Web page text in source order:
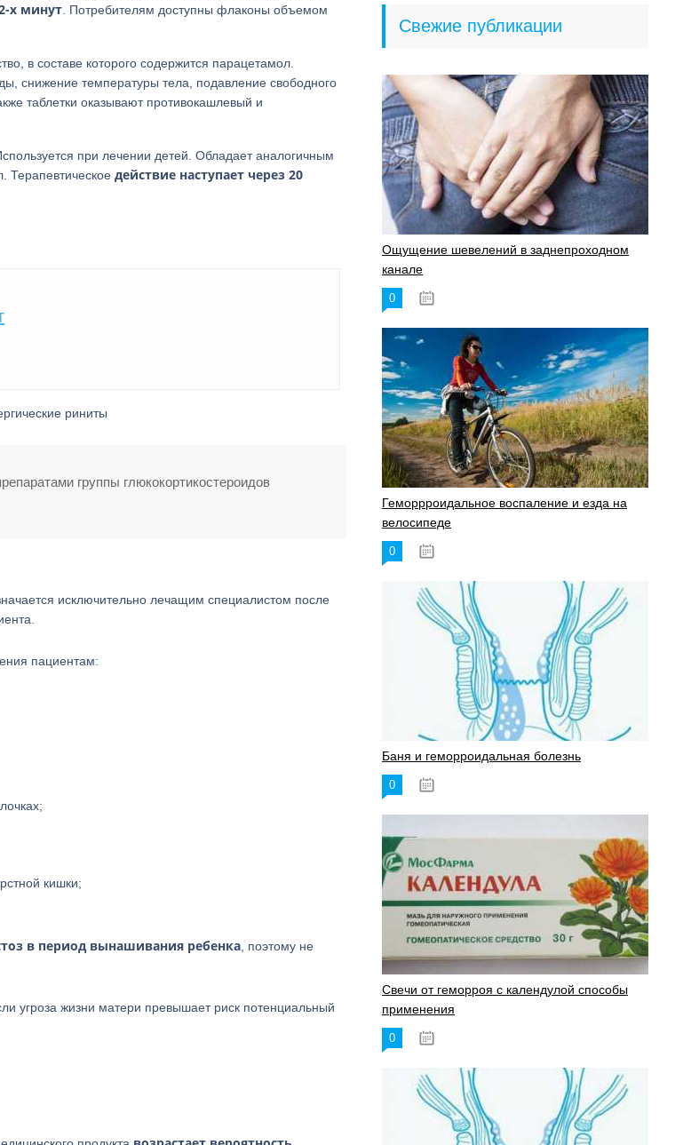
х минут . Потребителям доступны флаконы объемом
в составе которого содержится парацетамол.
снижение температуры тела, подавление свободного
таблетки оказывают противокашлевый и
при лечении детей. Обладает аналогичным
Терапевтическое действие наступает через 20
риниты
группы глюкокортикостероидов
исключительно лечащим специалистом после
пациентам:
кишки;
в период вынашивания ребенка , поэтому не
угроза жизни матери превышает риск потенциальный
Свежие публикации
Ощущение шевелений в заднепроходном
канале
0
Геморрроидальное воспаление и езда на
велосипеде
0
Баня и геморроидальная болезнь
0
Свечи от геморроя с календулой способы
применения
0